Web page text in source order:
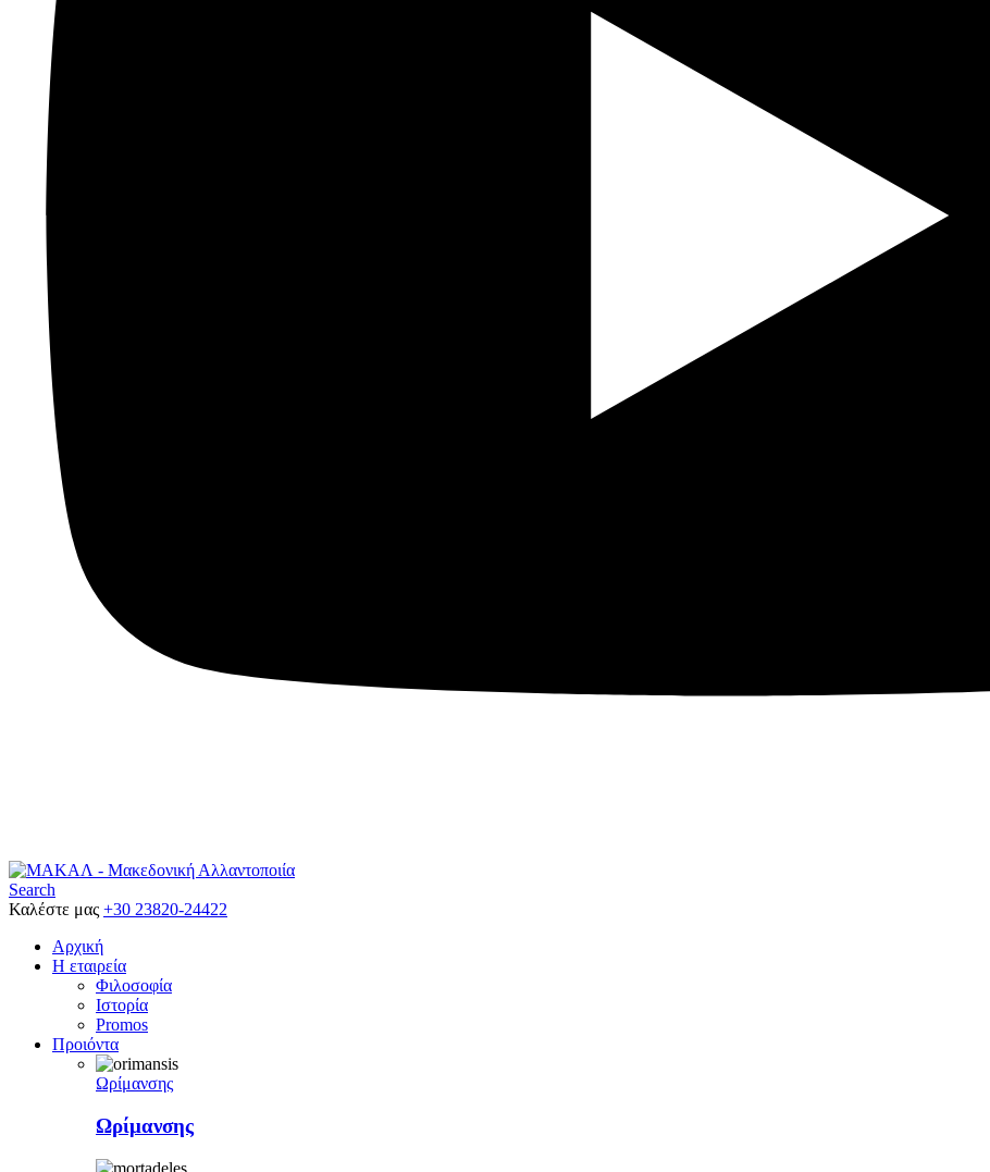
Search
Καλέστε μας +30 23820-24422
Αρχική
Η εταιρεία
Φιλοσοφία
Ιστορία
Promos
Προιόντα
Ωρίμανσης
Ωρίμανσης